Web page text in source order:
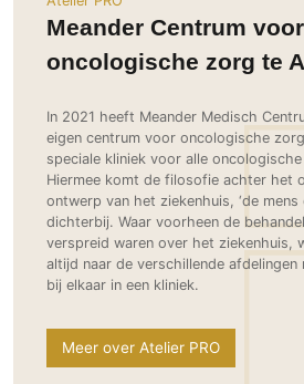
Woondecoratie
Inrichting
Roomdividers
Bedden
Meubels
Verlichting
Glas
Interieurbouw
Trappen
Ramen
Deursystemen
Glazen wandsystemen
Vouwwanden
Garagedeuren
Zonwering
Zonwering
Buitenshutters
Overig
Tuinmeubelen
Tuinverlichting
Hekwerken en poorten
Zwemmen
Zwembad en zwemvijver
Tuin wellness
Buitenvloeren
Kinderkamer
Serre/Veranda
Thuisbioscoop
Toilet
Wellness
Werkkamer
Wijnkelder
Woonkamer
Buitenkijken
Bijgebouw / Poolhouse
Meander Centrum voor
oncologische zorg te
In 2021 heeft Meander Medisch
eigen centrum voor oncologische
speciale kliniek voor alle oncologische
Hiermee komt de filosofie achter het
ontwerp van het ziekenhuis, ‘de mens
dichterbij. Waar voorheen de
verspreid waren over het ziekenhuis,
altijd naar de verschillende
bij elkaar in een kliniek.
Meer over Atelier PRO